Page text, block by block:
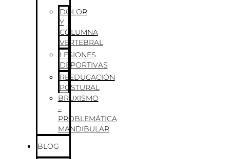
DOLOR
Y
COLUMNA
VERTEBRAL
LESIONES
DEPORTIVAS
REEDUCACIÓN
POSTURAL
BRUXISMO
–
PROBLEMÁTICA
MANDIBULAR
BLOG